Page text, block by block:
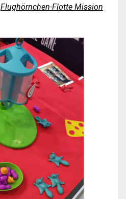
Flughörnchen-Flotte Mission